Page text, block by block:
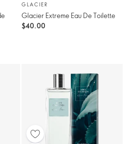
GLACIER
Glacier Extreme Eau De Toilette
$40.00